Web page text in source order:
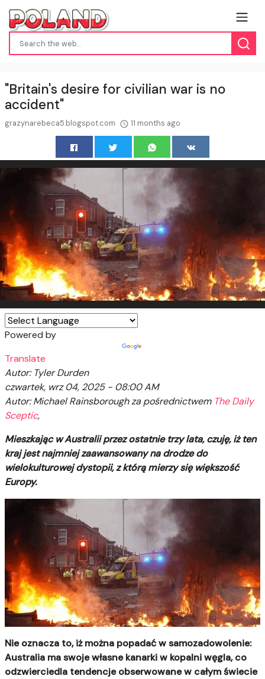
"Britain's desire for civilian war is no
accident"
grazynarebeca5.blogspot.com 11 months ago
Powered by
Translate
Autor: Tyler Durden
czwartek, wrz 04, 2025 - 08:00 AM
Autor: Michael Rainsborough za pośrednictwem The Daily
Sceptic,
Mieszkając w Australii przez ostatnie trzy lata, czuję, iż ten
kraj jest najmniej zaawansowany na drodze do
wielokulturowej dystopii, z którą mierzy się większość
Europy.
Nie oznacza to, iż można popadać w samozadowolenie:
Australia ma swoje własne kanarki w kopalni węgla, co
odzwierciedla tendencje obserwowane w całym świecie